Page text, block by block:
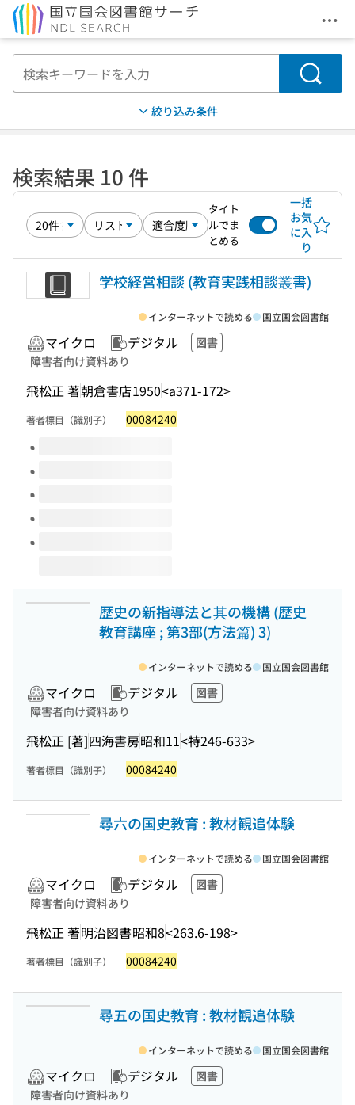
メ
検索
絞り込み条件
検索結果 10 件
タイト
ルでま
とめる
一括
お気
に入
り
学校経営相談 (教育実践相談叢書)
マイクロ デジタル
図書
障害者向け資料あり
飛松正 著朝倉書店1950<a371-172>
インターネットで読める 国立国会図書館
著者標目（識別子） 00084240
このタイトルの巻号
歴史の新指導法と其の機構 (歴史
教育講座 ; 第3部(方法篇) 3)
マイクロ デジタル
図書
障害者向け資料あり
飛松正 [著]四海書房昭和11<特246-633>
インターネットで読める 国立国会図書館
著者標目（識別子） 00084240
尋六の国史教育 : 教材観追体験
マイクロ デジタル
図書
障害者向け資料あり
飛松正 著明治図書昭和8<263.6-198>
インターネットで読める 国立国会図書館
著者標目（識別子） 00084240
尋五の国史教育 : 教材観追体験
マイクロ デジタル
図書
障害者向け資料あり
インターネットで読める 国立国会図書館